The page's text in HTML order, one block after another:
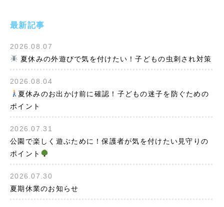
最新記事
2026.08.07
夏休みの外遊びで気を付けたい！子どもの虫刺され対策
2026.08.04
夏休みのお出かけ前に確認！子どもの迷子を防ぐための
ポイント
2026.07.31
公園で楽しく遊ぶために！保護者が気を付けたい見守りの
ポイント
2026.07.30
夏期休業のお知らせ